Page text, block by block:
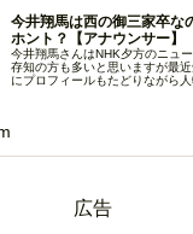
今井翔馬は西の御三家卒な
ホント？【アナウンサー】
今井翔馬さんはNHK夕方のニュ
存知の方も多いと思いますが最
にプロフィールもたどりながら
広告